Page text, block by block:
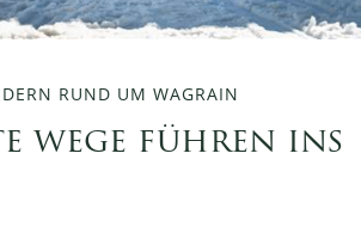
RUND UM WAGRAIN
wege führen ins